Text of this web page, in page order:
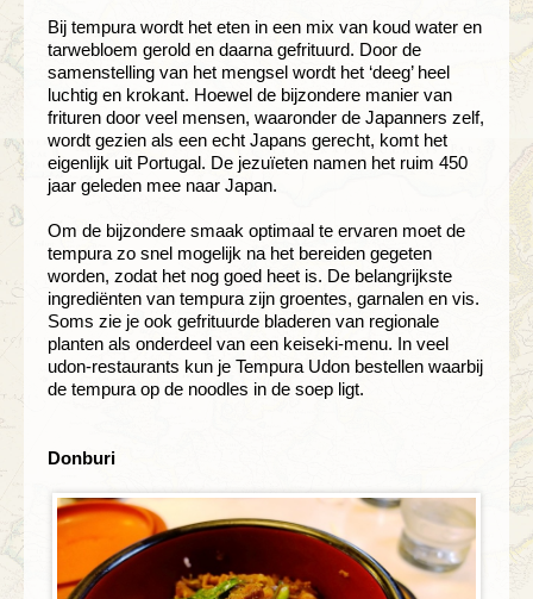
Bij tempura wordt het eten in een mix van koud water en
tarwebloem gerold en daarna gefrituurd. Door de
samenstelling van het mengsel wordt het ‘deeg’ heel
luchtig en krokant. Hoewel de bijzondere manier van
frituren door veel mensen, waaronder de Japanners zelf,
wordt gezien als een echt Japans gerecht, komt het
eigenlijk uit Portugal. De jezuïeten namen het ruim 450
jaar geleden mee naar Japan.
Om de bijzondere smaak optimaal te ervaren moet de
tempura zo snel mogelijk na het bereiden gegeten
worden, zodat het nog goed heet is. De belangrijkste
ingrediënten van tempura zijn groentes, garnalen en vis.
Soms zie je ook gefrituurde bladeren van regionale
planten als onderdeel van een keiseki-menu. In veel
udon-restaurants kun je Tempura Udon bestellen waarbij
de tempura op de noodles in de soep ligt.
Donburi